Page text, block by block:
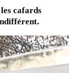
cafards